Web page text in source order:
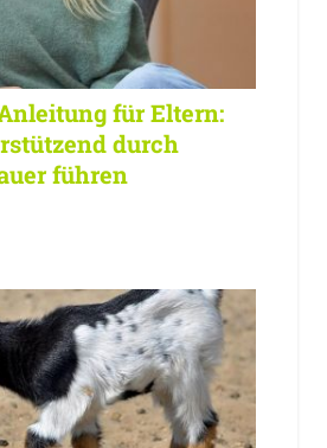
für Eltern:
durch
führen